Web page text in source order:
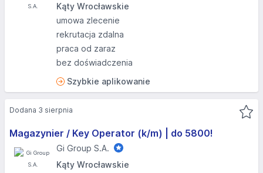
Kąty Wrocławskie
umowa zlecenie
rekrutacja zdalna
praca od zaraz
bez doświadczenia
Szybkie aplikowanie
Magazynier / Key Operator (k/m) | do 5800!
Gi Group S.A.
Kąty Wrocławskie
Dodana 3 sierpnia